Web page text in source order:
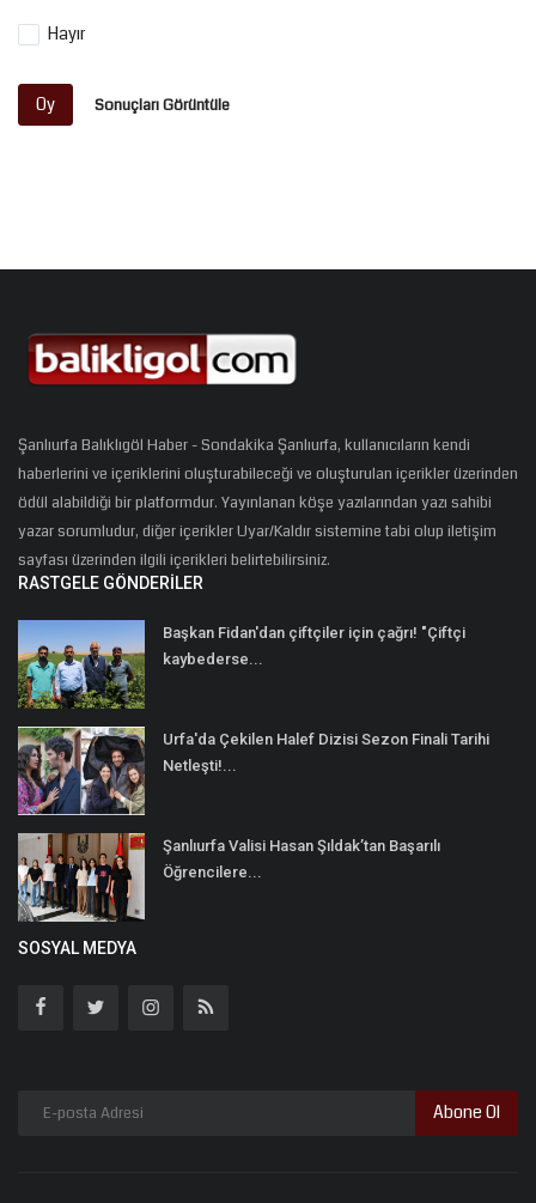
Hayır
Oy Sonuçları Görüntüle
Şanlıurfa Balıklıgöl Haber - Sondakika Şanlıurfa, kullanıcıların kendi
haberlerini ve içeriklerini oluşturabileceği ve oluşturulan içerikler üzerinden
ödül alabildiği bir platformdur. Yayınlanan köşe yazılarından yazı sahibi
yazar sorumludur, diğer içerikler Uyar/Kaldır sistemine tabi olup iletişim
sayfası üzerinden ilgili içerikleri belirtebilirsiniz.
RASTGELE GÖNDERILER
Başkan Fidan'dan çiftçiler için çağrı! "Çiftçi
kaybederse...
Urfa'da Çekilen Halef Dizisi Sezon Finali Tarihi
Netleşti!...
Şanlıurfa Valisi Hasan Şıldak’tan Başarılı
Öğrencilere...
SOSYAL MEDYA
Abone Ol